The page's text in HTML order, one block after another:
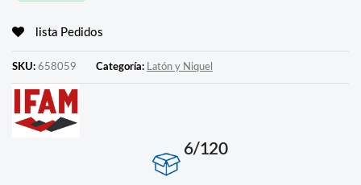
lista Pedidos
SKU: 658059 Categoría: Latón y Niquel
6/120